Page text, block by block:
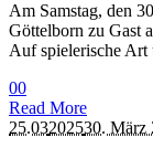
Am Samstag, den
Göttelborn zu Gast
Auf spielerische Art
00
Read More
25.03202530. März